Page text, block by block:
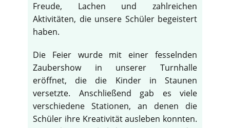
Freude, Lachen und zahlreichen
Aktivitäten, die unsere Schüler begeistert
haben.
Die Feier wurde mit einer fesselnden
Zaubershow in unserer Turnhalle
eröffnet, die die Kinder in Staunen
versetzte. Anschließend gab es viele
verschiedene Stationen, an denen die
Schüler ihre Kreativität ausleben konnten.